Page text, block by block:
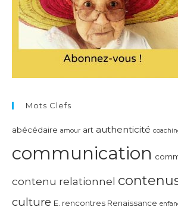
Mots Clefs
abécédaire amour art authenticité
communication
contenu relationnel
culture E. rencontres Renaissance